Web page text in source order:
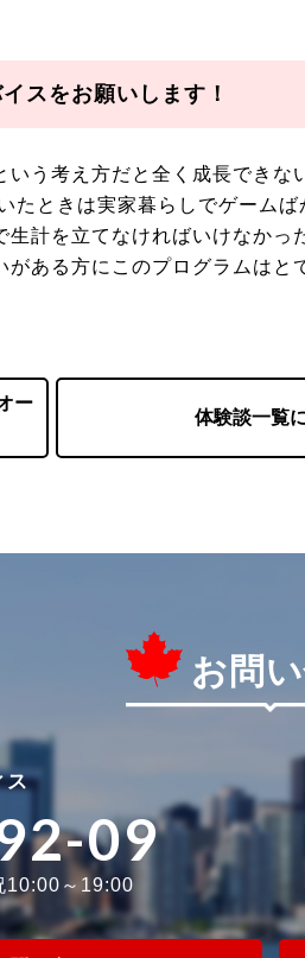
スをお願いします！
いう考え方だと全く成長でき
たときは実家暮らしでゲーム
生計を立てなければいけなか
ある方にこのプログラムはと
ー
体験談一覧
お問
ス
09
10:00～19:00